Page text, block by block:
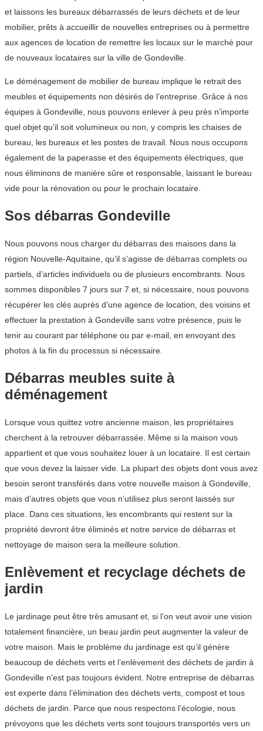
et laissons les bureaux débarrassés de leurs déchets et de leur
mobilier, prêts à accueillir de nouvelles entreprises ou à permettre
aux agences de location de remettre les locaux sur le marché pour
de nouveaux locataires sur la ville de Gondeville.
Le déménagement de mobilier de bureau implique le retrait des
meubles et équipements non désirés de l’entreprise. Grâce à nos
équipes à Gondeville, nous pouvons enlever à peu près n’importe
quel objet qu’il soit volumineux ou non, y compris les chaises de
bureau, les bureaux et les postes de travail. Nous nous occupons
également de la paperasse et des équipements électriques, que
nous éliminons de manière sûre et responsable, laissant le bureau
vide pour la rénovation ou pour le prochain locataire.
Sos débarras Gondeville
Nous pouvons nous charger du débarras des maisons dans la
région Nouvelle-Aquitaine, qu’il s’agisse de débarras complets ou
partiels, d’articles individuels ou de plusieurs encombrants. Nous
sommes disponibles 7 jours sur 7 et, si nécessaire, nous pouvons
récupérer les clés auprès d’une agence de location, des voisins et
effectuer la prestation à Gondeville sans votre présence, puis le
tenir au courant par téléphone ou par e-mail, en envoyant des
photos à la fin du processus si nécessaire.
Débarras meubles suite à
déménagement
Lorsque vous quittez votre ancienne maison, les propriétaires
cherchent à la retrouver débarrassée. Même si la maison vous
appartient et que vous souhaitez louer à un locataire. Il est certain
que vous devez la laisser vide. La plupart des objets dont vous avez
besoin seront transférés dans votre nouvelle maison à Gondeville,
mais d’autres objets que vous n’utilisez plus seront laissés sur
place. Dans ces situations, les encombrants qui restent sur la
propriété devront être éliminés et notre service de débarras et
nettoyage de maison sera la meilleure solution.
Enlèvement et recyclage déchets de
jardin
Le jardinage peut être très amusant et, si l’on veut avoir une vision
totalement financière, un beau jardin peut augmenter la valeur de
votre maison. Mais le problème du jardinage est qu’il génère
beaucoup de déchets verts et l’enlèvement des déchets de jardin à
Gondeville n’est pas toujours évident. Notre entreprise de débarras
est experte dans l’élimination des déchets verts, compost et tous
déchets de jardin. Parce que nous respectons l’écologie, nous
prévoyons que les déchets verts sont toujours transportés vers un